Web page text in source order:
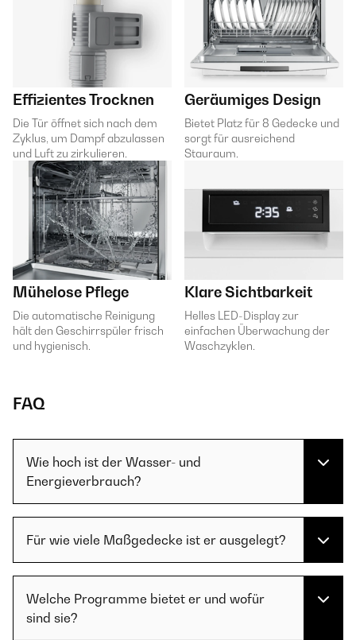
Effizientes Trocknen
Die Tür öffnet sich nach dem
Zyklus, um Dampf abzulassen
und Luft zu zirkulieren.
Geräumiges Design
Bietet Platz für 8 Gedecke und
sorgt für ausreichend
Stauraum.
Mühelose Pflege
Die automatische Reinigung
hält den Geschirrspüler frisch
und hygienisch.
Klare Sichtbarkeit
Helles LED-Display zur
einfachen Überwachung der
Waschzyklen.
FAQ
Wie hoch ist der Wasser- und
Energieverbrauch?
Für wie viele Maßgedecke ist er ausgelegt?
Welche Programme bietet er und wofür
sind sie?